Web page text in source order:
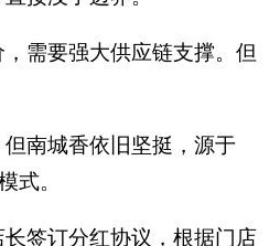
需要强大供应链支撑。但
南城香依旧坚挺，源于
式。
签订分红协议，根据门店